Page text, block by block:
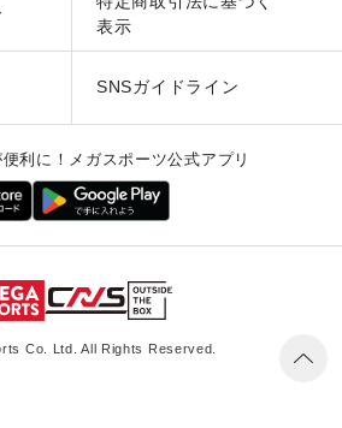
表示
SNSガイドライン
利に！メガスポーツ公式アプリ
Co. Ltd. All Rights Reserved.